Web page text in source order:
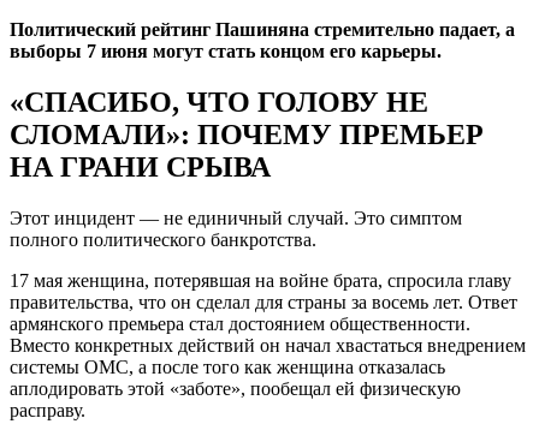
Политический рейтинг Пашиняна стремительно падает, а
выборы 7 июня могут стать концом его карьеры.
«СПАСИБО, ЧТО ГОЛОВУ НЕ
СЛОМАЛИ»: ПОЧЕМУ ПРЕМЬЕР
НА ГРАНИ СРЫВА
Этот инцидент — не единичный случай. Это симптом
полного политического банкротства.
17 мая женщина, потерявшая на войне брата, спросила главу
правительства, что он сделал для страны за восемь лет. Ответ
армянского премьера стал достоянием общественности.
Вместо конкретных действий он начал хвастаться внедрением
системы ОМС, а после того как женщина отказалась
аплодировать этой «заботе», пообещал ей физическую
расправу.